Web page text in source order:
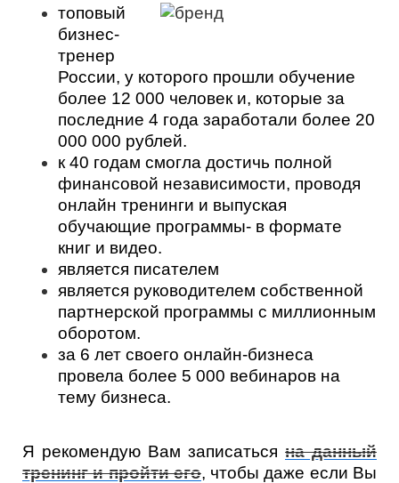
топовый
бизнес-
тренер
России, у которого прошли обучение
более 12 000 человек и, которые за
последние 4 года заработали более 20
000 000 рублей.
к 40 годам смогла достичь полной
финансовой независимости, проводя
онлайн тренинги и выпуская
обучающие программы- в формате
книг и видео.
является писателем
является руководителем собственной
партнерской программы с миллионным
оборотом.
за 6 лет своего онлайн-бизнеса
провела более 5 000 вебинаров на
тему бизнеса.
Я рекомендую Вам записаться на данный
тренинг и пройти его, чтобы даже если Вы